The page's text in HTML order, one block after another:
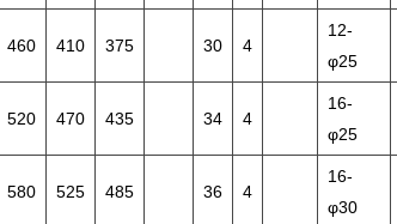
460 410 375 30 4
12-
φ25
520 470 435 34 4
16-
φ25
580 525 485 36 4
16-
φ30